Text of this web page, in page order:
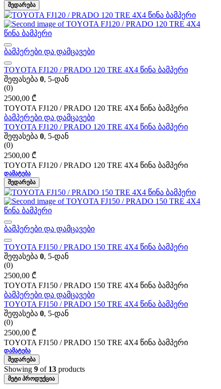
ᲨᲔᲓᲐᲠᲔᲑᲐ
ბამპერები და დამცავები
TOYOTA FJ120 / PRADO 120 TRE 4X4 წინა ბამპერი
შეფასება 0, 5-დან
(0)
2500,00 ₾
TOYOTA FJ120 / PRADO 120 TRE 4X4 წინა ბამპერი
ბამპერები და დამცავები
TOYOTA FJ120 / PRADO 120 TRE 4X4 წინა ბამპერი
შეფასება 0, 5-დან
(0)
2500,00 ₾
TOYOTA FJ120 / PRADO 120 TRE 4X4 წინა ბამპერი
ᲓᲐᲛᲐᲢᲔᲑᲐ
ᲨᲔᲓᲐᲠᲔᲑᲐ
ბამპერები და დამცავები
TOYOTA FJ150 / PRADO 150 TRE 4X4 წინა ბამპერი
შეფასება 0, 5-დან
(0)
2500,00 ₾
TOYOTA FJ150 / PRADO 150 TRE 4X4 წინა ბამპერი
ბამპერები და დამცავები
TOYOTA FJ150 / PRADO 150 TRE 4X4 წინა ბამპერი
შეფასება 0, 5-დან
(0)
2500,00 ₾
TOYOTA FJ150 / PRADO 150 TRE 4X4 წინა ბამპერი
ᲓᲐᲛᲐᲢᲔᲑᲐ
ᲨᲔᲓᲐᲠᲔᲑᲐ
Showing 9 of 13 products
ᲛᲔᲢᲘ ᲞᲠᲝᲓᲣᲥᲪᲘᲐ